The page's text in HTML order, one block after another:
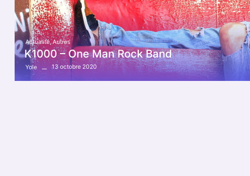
Actualité, Autres
K1000 – One Man Rock Band
Yole 13 octobre 2020